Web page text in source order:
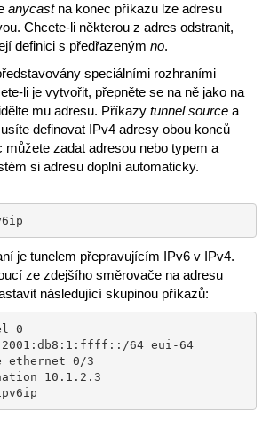
anycastna konec příkazu lze adresu
Chcete-li některou z adres odstranit,
definici s předřazeným no.
speciálními rozhraními
li je vytvořit, přepněte se na ně jako na
mu adresu. Příkazy tunnel source a
definovat IPv4 adresy obou konců
můžete zadat adresou nebo typem a
si adresu doplní automaticky.
je tunelem přepravujícím IPv6 v IPv4.
ze zdejšího směrovače na adresu
následující skupinou příkazů:
0